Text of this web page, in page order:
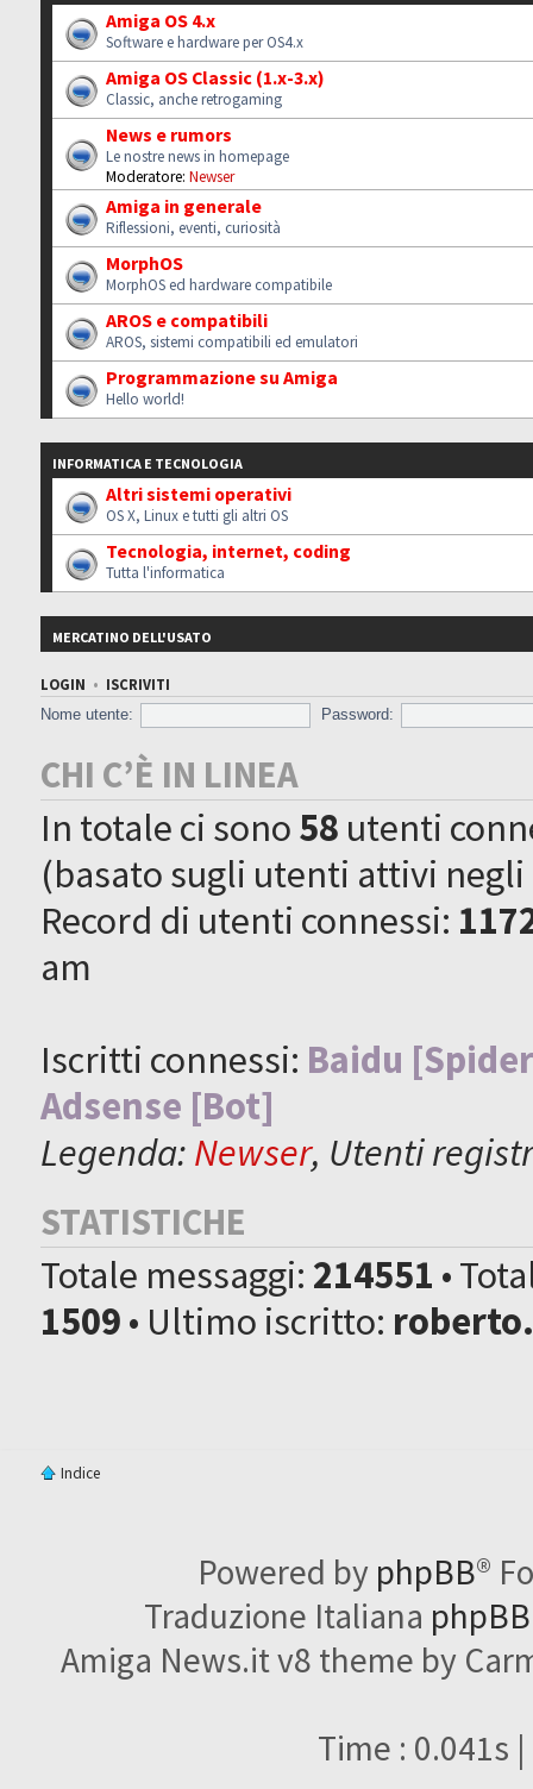
Amiga OS 4.x
Software e hardware per OS4.x
Amiga OS Classic (1.x-3.x)
Classic, anche retrogaming
News e rumors
Le nostre news in homepage
Moderatore: Newser
Amiga in generale
Riflessioni, eventi, curiosità
MorphOS
MorphOS ed hardware compatibile
AROS e compatibili
AROS, sistemi compatibili ed emulatori
Programmazione su Amiga
Hello world!
INFORMATICA E TECNOLOGIA
Altri sistemi operativi
OS X, Linux e tutti gli altri OS
Tecnologia, internet, coding
Tutta l'informatica
MERCATINO DELL'USATO
LOGIN • ISCRIVITI
Nome utente:
Password:
CHI C’È IN LINEA
In totale ci sono58 utenti
(basato sugli utenti attivi
Record di utenti connessi:
am
Iscritti connessi: Baidu
Adsense [Bot]
Legenda:Newser, Utenti
STATISTICHE
Totale messaggi: 214551 •
1509• Ultimo iscritto:
Indice
Powered by phpBB®
Traduzione Italiana
Amiga News.it v8 theme by
Time : 0.041s